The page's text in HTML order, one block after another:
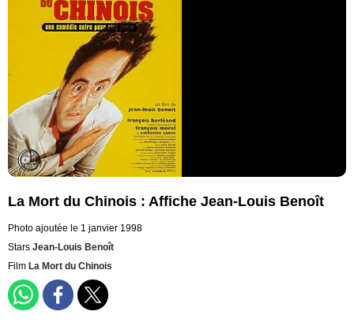
La Mort du Chinois : Affiche Jean-Louis Benoît
Photo ajoutée le 1 janvier 1998
Stars Jean-Louis Benoît
Film La Mort du Chinois